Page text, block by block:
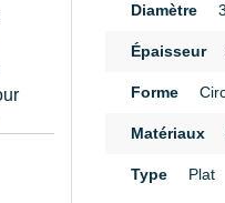
Diamètre
Épaisseur
Forme
Matériaux
Type Plat